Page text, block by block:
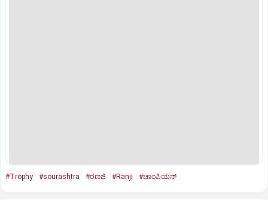
#Trophy #sourashtra #ರಣಜಿ #Ranji #ಚಾಂಪಿಯನ್‌